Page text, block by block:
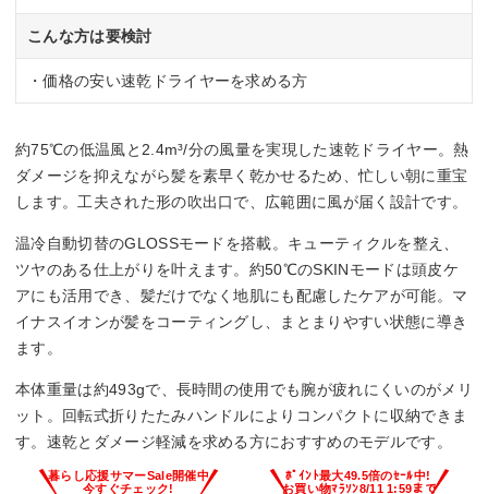
こんな方は要検討
・価格の安い速乾ドライヤーを求める方
約75℃の低温風と2.4m³/分の風量を実現した速乾ドライヤー。熱
ダメージを抑えながら髪を素早く乾かせるため、忙しい朝に重宝
します。工夫された形の吹出口で、広範囲に風が届く設計です。
温冷自動切替のGLOSSモードを搭載。キューティクルを整え、
ツヤのある仕上がりを叶えます。約50℃のSKINモードは頭皮ケ
アにも活用でき、髪だけでなく地肌にも配慮したケアが可能。マ
イナスイオンが髪をコーティングし、まとまりやすい状態に導き
ます。
本体重量は約493gで、長時間の使用でも腕が疲れにくいのがメリ
ット。回転式折りたたみハンドルによりコンパクトに収納できま
す。速乾とダメージ軽減を求める方におすすめのモデルです。